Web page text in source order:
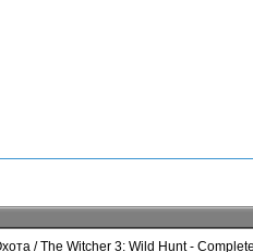
/ The Witcher 3: Wild Hunt -